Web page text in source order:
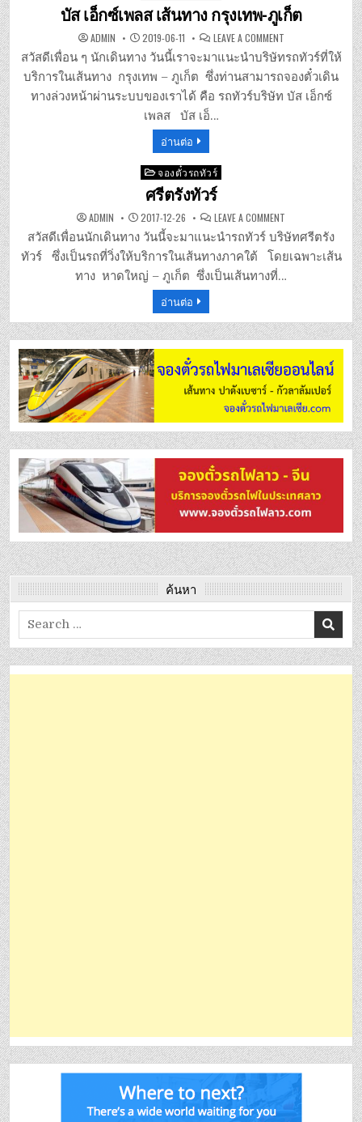
in
บัส เอ็กซ์เพลส เส้นทาง กรุงเทพ-ภูเก็ต
ADMIN 2019-06-11 LEAVE A COMMENTON
เอ็กซ์
เพลส
เส้น
ทาง
กรุงเทพ-
ภูเก็ต
สวัสดีเพื่อน ๆ นักเดินทาง วันนี้เราจะมาแนะนำบริษัทรถทัวร์ที่ให้
บริการในเส้นทาง กรุงเทพ – ภูเก็ต ซึ่งท่านสามารถจองตั๋วเดิน
ทางล่วงหน้าผ่านระบบของเราได้ คือ รถทัวร์บริษัท บัส เอ็กซ์
เพลส บัส เอ็…
อ่านต่อ
Posted
in
จองตั๋วรถทัวร์
ศรีตรังทัวร์
ADMIN 2017-12-26 LEAVE A COMMENT
ทัวร์
สวัสดีเพื่อนนักเดินทาง วันนี้จะมาแนะนำรถทัวร์ บริษัทศรีตรัง
ทัวร์ ซึ่งเป็นรถที่วิ่งให้บริการในเส้นทางภาคใต้ โดยเฉพาะเส้น
ทาง หาดใหญ่ – ภูเก็ต ซึ่งเป็นเส้นทางที่…
อ่านต่อ
ค้นหา
Search
for: